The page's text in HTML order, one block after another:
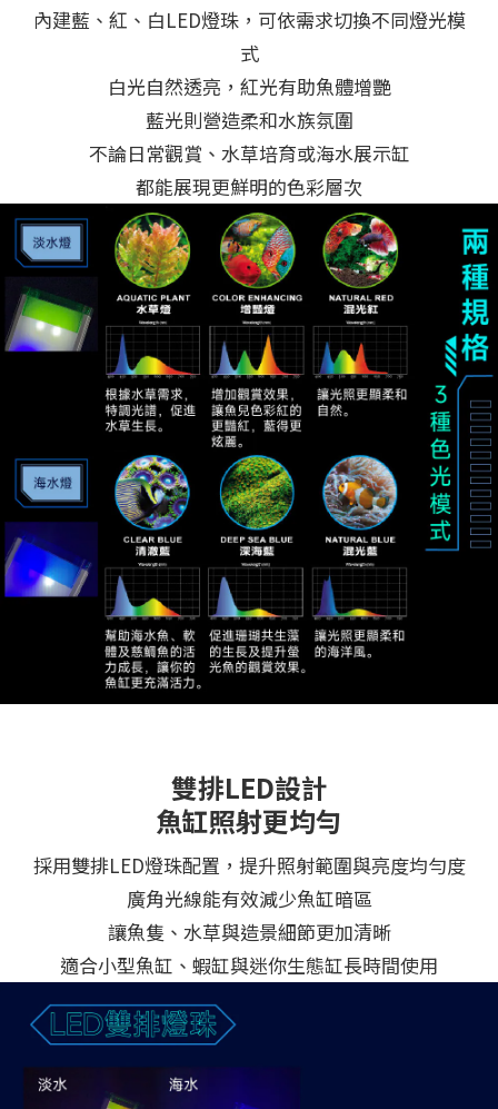
內建藍、紅、白LED燈珠，可依需求切換不同燈光模
式
白光自然透亮，紅光有助魚體增艷
藍光則營造柔和水族氛圍
不論日常觀賞、水草培育或海水展示缸
都能展現更鮮明的色彩層次
雙排LED設計
魚缸照射更均勻
採用雙排LED燈珠配置，提升照射範圍與亮度均勻度
廣角光線能有效減少魚缸暗區
讓魚隻、水草與造景細節更加清晰
適合小型魚缸、蝦缸與迷你生態缸長時間使用